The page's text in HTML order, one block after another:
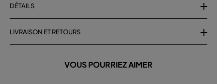
DÉTAILS
LIVRAISON ET RETOURS
VOUS POURRIEZ AIMER